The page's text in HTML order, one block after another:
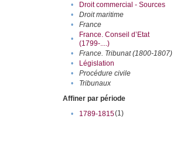
• Droit commercial - Sources
•
Droit maritime
•
France
•
France. Conseil d’Etat
(1799-....)
• France. Tribunat (1800-1807)
•
Législation
•
Procédure civile
•
Tribunaux
Affiner par période
•
1789-1815(1)